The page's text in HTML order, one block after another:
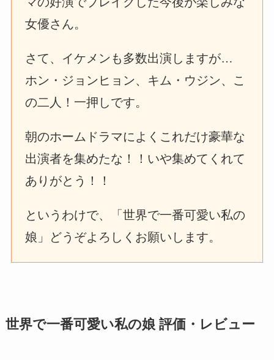
女優さん。
さて、イケメンも多数出演しますが…
ホン・ジョンヒョン、キム・ウジン、こ
の二人！一押しです。
朝のホームドラマによくこれだけ豪華な
出演者を集めたな！！いや集めてくれて
ありがとう！！
というわけで、「世界で一番可愛い私の
娘」どうぞよろしくお願いします。
世界で一番可愛い私の娘 評価・レビュー